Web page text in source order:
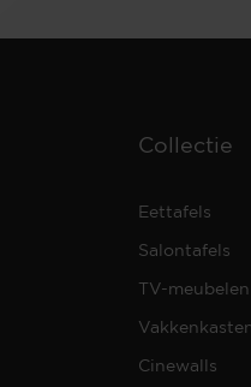
Collectie
Eettafels
Salontafels
TV-meubelen
Cinewalls